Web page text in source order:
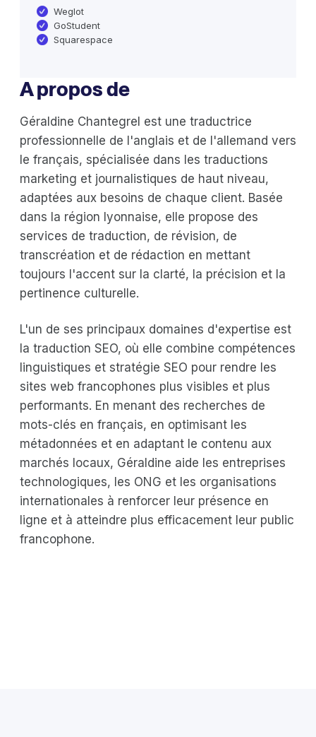
Weglot
GoStudent
Squarespace
A propos de
Géraldine Chantegrel est une traductrice
professionnelle de l'anglais et de l'allemand vers
le français, spécialisée dans les traductions
marketing et journalistiques de haut niveau,
adaptées aux besoins de chaque client. Basée
dans la région lyonnaise, elle propose des
services de traduction, de révision, de
transcréation et de rédaction en mettant
toujours l'accent sur la clarté, la précision et la
pertinence culturelle.
L'un de ses principaux domaines d'expertise est
la traduction SEO, où elle combine compétences
linguistiques et stratégie SEO pour rendre les
sites web francophones plus visibles et plus
performants. En menant des recherches de
mots-clés en français, en optimisant les
métadonnées et en adaptant le contenu aux
marchés locaux, Géraldine aide les entreprises
technologiques, les ONG et les organisations
internationales à renforcer leur présence en
ligne et à atteindre plus efficacement leur public
francophone.